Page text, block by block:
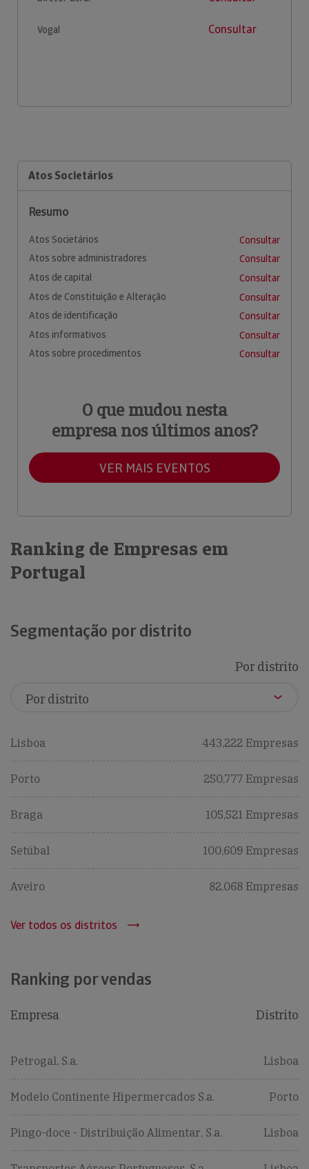
Vogal Consultar
Atos Societários
Resumo
Atos Societários
Consultar
Atos sobre administradores
Consultar
Atos de capital
Consultar
Atos de Constituição e Alteração
Consultar
Atos de identificação
Consultar
Atos informativos
Consultar
Atos sobre procedimentos
Consultar
O que mudou nesta
empresa nos últimos anos?
VER MAIS EVENTOS
Ranking de Empresas em
Portugal
Segmentação por distrito
Por distrito
Lisboa 443,222 Empresas
Porto 250,777 Empresas
Braga 105,521 Empresas
Setúbal 100,609 Empresas
Aveiro 82,068 Empresas
Ver todos os distritos
Ranking por vendas
Empresa Distrito
Petrogal, S.a. Lisboa
Modelo Continente Hipermercados S.a. Porto
Pingo-doce - Distribuição Alimentar, S.a. Lisboa